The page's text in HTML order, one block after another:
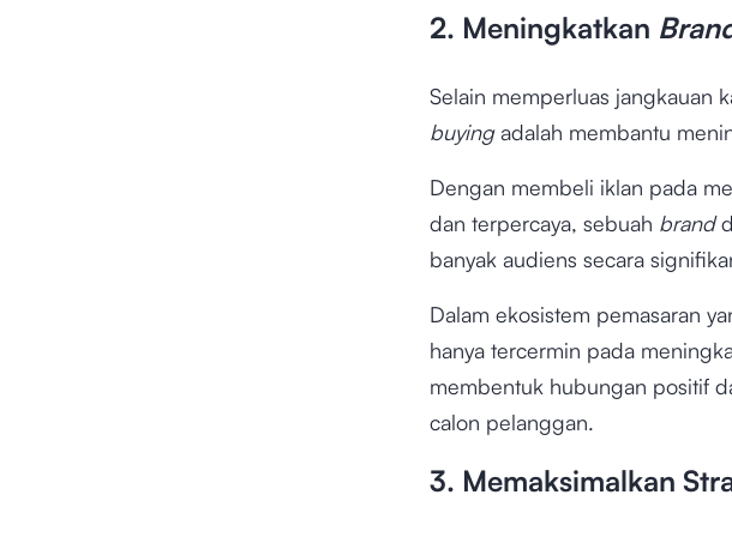
2. Meningkatkan
Selain memperluas jangkauan
buying adalah membantu
Dengan membeli iklan pada
dan terpercaya, sebuah brand
banyak audiens secara
Dalam ekosistem pemasaran
hanya tercermin pada
membentuk hubungan positif
calon pelanggan.
3. Memaksimalkan